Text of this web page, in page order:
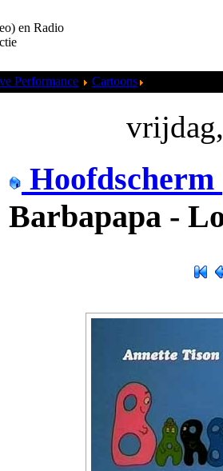
en Radio
Performance Cartoons
Hoofdscherm
Barbapapa -